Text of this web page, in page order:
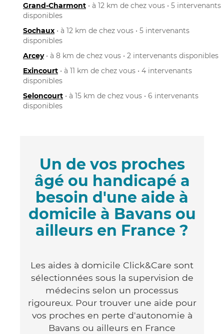
Grand-Charmont • à 12 km de chez vous • 5 intervenants
disponibles
Sochaux • à 12 km de chez vous • 5 intervenants
disponibles
Arcey• à 8 km de chez vous • 2 intervenants disponibles
Exincourt • à 11 km de chez vous • 4 intervenants
disponibles
Seloncourt • à 15 km de chez vous • 6 intervenants
disponibles
Un de vos proches
âgé ou handicapé a
besoin d'une aide à
domicile à Bavans ou
ailleurs en France ?
Les aides à domicile Click&Care sont
sélectionnées sous la supervision de
médecins selon un processus
rigoureux. Pour trouver une aide pour
vos proches en perte d'autonomie à
Bavans ou ailleurs en France